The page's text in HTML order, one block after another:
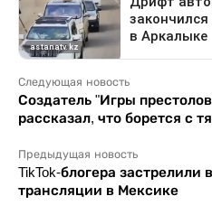
Следующая новость
Создатель "Игры
рассказал, что борется с
Предыдущая новость
TikTok-блогера застрелили
трансляции в Мексике